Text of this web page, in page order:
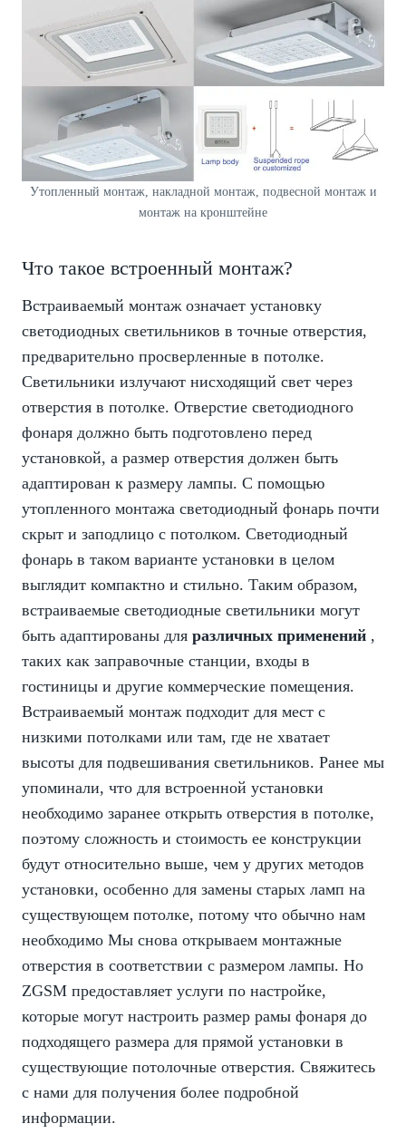
Утопленный монтаж, накладной монтаж, подвесной монтаж и
монтаж на кронштейне
Что такое встроенный монтаж?
Встраиваемый монтаж означает установку
светодиодных светильников в точные отверстия,
предварительно просверленные в потолке.
Светильники излучают нисходящий свет через
отверстия в потолке. Отверстие светодиодного
фонаря должно быть подготовлено перед
установкой, а размер отверстия должен быть
адаптирован к размеру лампы. С помощью
утопленного монтажа светодиодный фонарь почти
скрыт и заподлицо с потолком. Светодиодный
фонарь в таком варианте установки в целом
выглядит компактно и стильно. Таким образом,
встраиваемые светодиодные светильники могут
быть адаптированы для различных применений ,
таких как заправочные станции, входы в
гостиницы и другие коммерческие помещения.
Встраиваемый монтаж подходит для мест с
низкими потолками или там, где не хватает
высоты для подвешивания светильников. Ранее мы
упоминали, что для встроенной установки
необходимо заранее открыть отверстия в потолке,
поэтому сложность и стоимость ее конструкции
будут относительно выше, чем у других методов
установки, особенно для замены старых ламп на
существующем потолке, потому что обычно нам
необходимо Мы снова открываем монтажные
отверстия в соответствии с размером лампы. Но
ZGSM предоставляет услуги по настройке,
которые могут настроить размер рамы фонаря до
подходящего размера для прямой установки в
существующие потолочные отверстия. Свяжитесь
с нами для получения более подробной
информации.